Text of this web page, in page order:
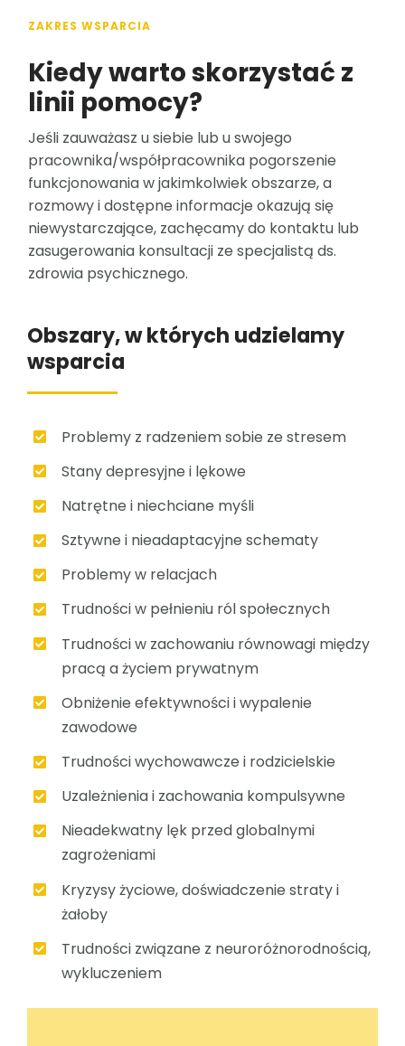
ZAKRES WSPARCIA
Kiedy warto skorzystać z
linii pomocy?
Jeśli zauważasz u siebie lub u swojego
pracownika/współpracownika pogorszenie
funkcjonowania w jakimkolwiek obszarze, a
rozmowy i dostępne informacje okazują się
niewystarczające, zachęcamy do kontaktu lub
zasugerowania konsultacji ze specjalistą ds.
zdrowia psychicznego.
Obszary, w których udzielamy
wsparcia
Problemy z radzeniem sobie ze stresem
Stany depresyjne i lękowe
Natrętne i niechciane myśli
Sztywne i nieadaptacyjne schematy
Problemy w relacjach
Trudności w pełnieniu ról społecznych
Trudności w zachowaniu równowagi między
pracą a życiem prywatnym
Obniżenie efektywności i wypalenie
zawodowe
Trudności wychowawcze i rodzicielskie
Uzależnienia i zachowania kompulsywne
Nieadekwatny lęk przed globalnymi
zagrożeniami
Kryzysy życiowe, doświadczenie straty i
żałoby
Trudności związane z neuroróżnorodnością,
wykluczeniem